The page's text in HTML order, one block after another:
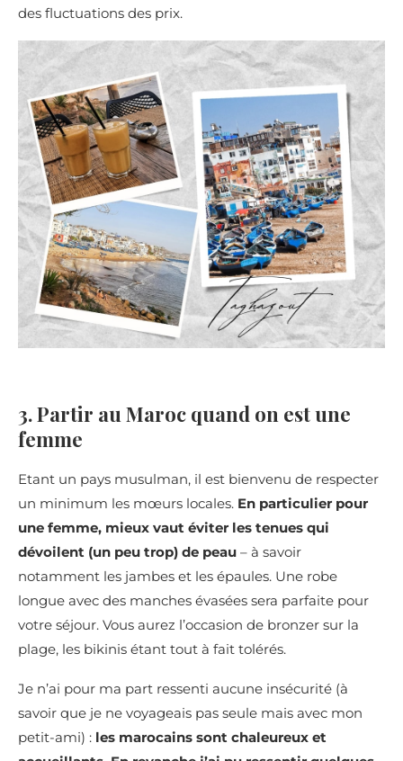
des fluctuations des prix.
3. Partir au Maroc quand on est une
femme
Etant un pays musulman, il est bienvenu de respecter
un minimum les mœurs locales. En particulier pour
une femme, mieux vaut éviter les tenues qui
dévoilent (un peu trop) de peau – à savoir
notamment les jambes et les épaules. Une robe
longue avec des manches évasées sera parfaite pour
votre séjour. Vous aurez l’occasion de bronzer sur la
plage, les bikinis étant tout à fait tolérés.
Je n’ai pour ma part ressenti aucune insécurité (à
savoir que je ne voyageais pas seule mais avec mon
petit-ami) : les marocains sont chaleureux et